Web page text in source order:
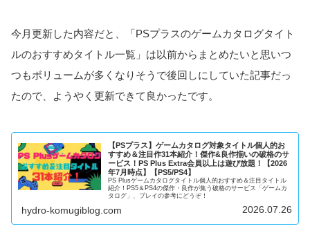
今月更新した内容だと、「PSプラスのゲームカタログタイト
ルのおすすめタイトル一覧」は以前からまとめたいと思いつ
つもボリュームが多くなりそうで後回しにしていた記事だっ
たので、ようやく更新できて良かったです。
【PSプラス】ゲームカタログ対象タイトル個人的お
すすめ＆注目作31本紹介！傑作&良作揃いの破格のサ
ービス！PS Plus Extra会員以上は遊び放題！【2026
年7月時点】【PS5/PS4】
PS Plusゲームカタログタイトル個人的おすすめ＆注目タイトル
紹介！PS5＆PS4の傑作・良作が集う破格のサービス「ゲームカ
タログ」、プレイの参考にどうぞ！
hydro-komugiblog.com 2026.07.26